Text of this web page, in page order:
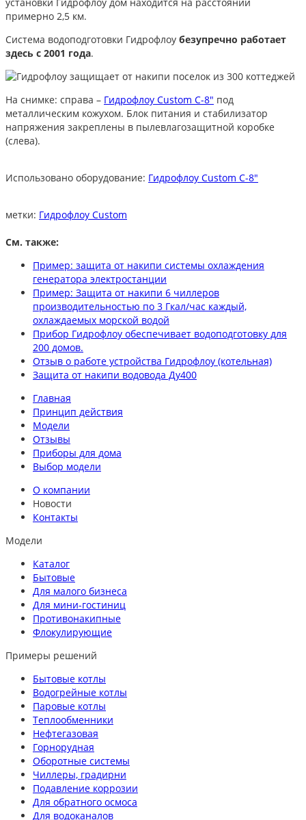
примерно 2,5 км.
Система водоподготовки Гидрофлоу безупречно работает
здесь с 2001 года.
На снимке: справа – Гидрофлоу Custom С-8" под
металлическим кожухом. Блок питания и стабилизатор
напряжения закреплены в пылевлагозащитной коробке
(слева).
Использовано оборудование: Гидрофлоу Custom С-8"
метки: Гидрофлоу Custom
См. также:
Пример: защита от накипи системы охлаждения
генератора электростанции
Пример: Защита от накипи 6 чиллеров
производительностью по 3 Гкал/час каждый,
охлаждаемых морской водой
Прибор Гидрофлоу обеспечивает водоподготовку для
200 домов.
Отзыв о работе устройства Гидрофлоу (котельная)
Защита от накипи водовода Ду400
Главная
Принцип действия
Модели
Отзывы
Приборы для дома
Выбор модели
О компании
Новости
Контакты
Модели
Каталог
Бытовые
Для малого бизнеса
Для мини-гостиниц
Противонакипные
Флокулирующие
Примеры решений
Бытовые котлы
Водогрейные котлы
Паровые котлы
Теплообменники
Нефтегазовая
Горнорудная
Оборотные системы
Чиллеры, градирни
Подавление коррозии
Для обратного осмоса
Для водоканалов